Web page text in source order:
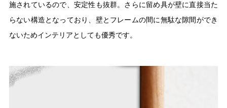
施されているので、安定性も抜群。さらに留め具が壁に直接当た
らない構造となっており、壁とフレームの間に無駄な隙間ができ
ないためインテリアとしても優秀です。